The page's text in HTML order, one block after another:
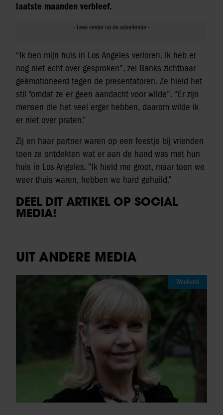
laatste maanden verbleef.
“Ik ben mijn huis in Los Angeles verloren. Ik heb er
nog niet echt over gesproken”, zei Banks zichtbaar
geëmotioneerd tegen de presentatoren. Ze hield het
stil “omdat ze er geen aandacht voor wilde”. “Er zijn
mensen die het veel erger hebben, daarom wilde ik
er niet over praten.”
Zij en haar partner waren op een feestje bij vrienden
toen ze ontdekten wat er aan de hand was met hun
huis in Los Angeles. “Ik hield me groot, maar toen we
weer thuis waren, hebben we hard gehuild.”
DEEL DIT ARTIKEL OP SOCIAL
MEDIA!
UIT ANDERE MEDIA
Weekend